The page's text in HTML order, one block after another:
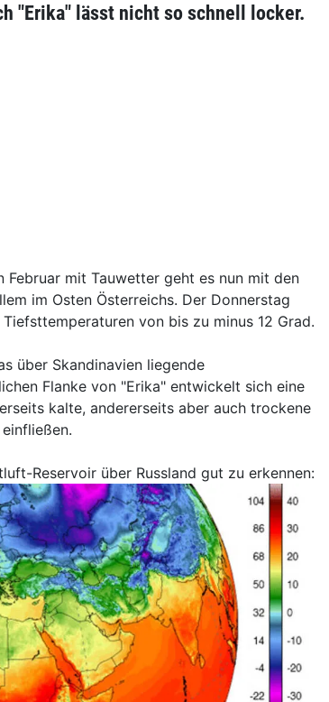
"Erika" lässt nicht so schnell locker.
mit Tauwetter geht es nun mit den
im Osten Österreichs. Der Donnerstag
von bis zu minus 12 Grad.
über Skandinavien liegende
Flanke von "Erika" entwickelt sich eine
kalte, andererseits aber auch trockene
Reservoir über Russland gut zu erkennen: